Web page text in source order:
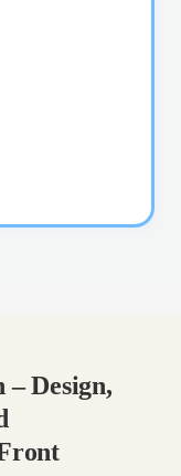
Design,